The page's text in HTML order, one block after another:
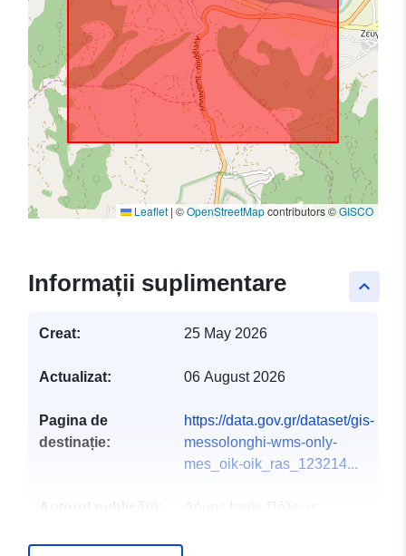
Leaflet | ©OpenStreetMapcontributors ©GISCO
keyboard_arrow_up
Informații suplimentare
Creat: 25 May 2026
Actualizat: 06 August 2026
Pagina de
destinație:
https://data.gov.gr/dataset/gis-
messolonghi-wms-only-
mes_oik-oik_ras_123214...
Autorul publicării:
Δήμος Ιεράς Πόλεως